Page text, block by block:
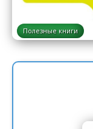
Полезные книги